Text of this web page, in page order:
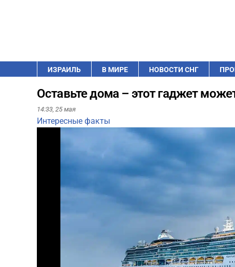
ИЗРАИЛЬ В МИРЕ НОВОСТИ СНГ
Оставьте дома – этот гаджет
14:33, 25 мая
Интересные факты